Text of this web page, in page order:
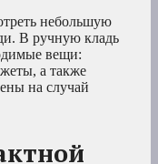
небольшую
В ручную кладь
вещи:
а также
на случай